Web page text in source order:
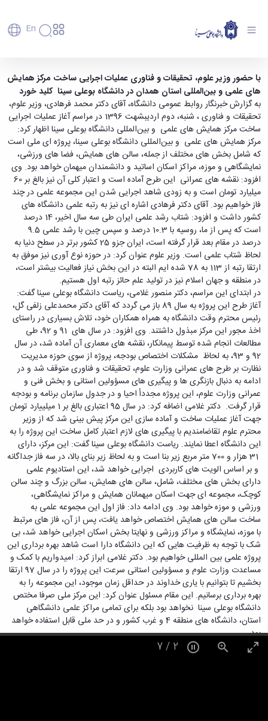
En
دانشگاه
تاریخچه
و
معرفی
برنامه
راهبردی
دانشگاه
نقشه
دانشگاه
ساختار
سازمانی
سازمان
دانشگاه
حوزه
ریاست
معاونت
توسعه
مدیریت
و
پشتیبانی
معاونت
آموزشی
و
تحصیلات
تکمیلی
معاونت
دانشجویی
معاونت
پژوهش
و
فناوری
معاونت
فرهنگی
و
اجتماعی
نهاد
نمایندگی
مقام
معظم
رهبری
تماس
با
دانشگاه
روابط
عمومی
آدرس
دانشکده‌ها
آموزش
پذیرش
کارشناسی
تحصیلات
تکمیلی
پسا
دکترا
استعدادهای
درخشان
دانشجویان
غیرایرانی
مهمانی
و
انتقال
حمایت‌های
تحصیلی
تحصیل
در
دانشگاه
D8
رشته‌های
تحصیلی
کارشناسی
تحصیلات
تکمیلی
آموزش‌های
آزاد
برنامه‌های
آموزشی
آموزش
زبان
فارسی
به
غیرفارسی‌زبانان
آموزش‌های
کاربردی
و
الکترونیکی
آموزش
کارکنان
سایر
تقویم
آموزشی
نظامنامه
اخلاق
آموزش
دانش‌آموختگان
پژوهش
فناوری و
کارآفرینی
دفتر
ارتباط
با
صنعت
پردیس
علم
و
فناوری
مراکز
تحقیقات
و فناوری
پژوهشکده
شیمی
گیاهی
پژوهشکده
آب
مرکز
آپا
دانشگاه
بوعلی
سینا
آزمایشگاه
های
تحقیقاتی
آزمایشگاه
مرکزی
آزمایشگاه
تنش
پسماند
آزمایشگاه
مقاومت
مصالح
آزمایشگاه
مواد
آزمایشگاه
باستان
شناسی
آزمایشگاه
هوش
ربات
و
بینایی
آزمایشگاه
ژئوماتیک
دانشکده‌ها
پردیس
اصلی
مهندسی
کشاورزی
شیمی
و
علوم
نفت
علوم
انسانی
هنر
و
معماری
دامپزشکی
علوم
پایه
علوم
اقتصادی
و
اجتماعی
علوم
ورزشی
دانشکده
های
اقماری
فنی
و
مهندسی
کبودرآهنگ
فنی
و
منابع
طبیعی
تویسرکان
مدیریت
و
حسابداری
رزن
صنایع
غذایی
بهار
مجتمع
آموزش
عالی
فاطمیه
رفاهی
رفاهی
پرسنل
اداره
رفاه
کارکنان
مهمانسرای
دانشگاه
رفاهی
دانشجویان
مدیریت
امور
دانشجویان
مرکز
مشاوره
و
سبک
زندگی
مرکز
بهداشت
و
درمان
خوابگاه‌های
دانشجویی
سلف
سرویس
ورزش و
سرگرمی
اداره
تربیت
بدنی
و
فوق
برنامه
استخر
زمین
چمن
سالن‌های
ورزشی
تفریحی-
سیاحتی
باغ
دانشگاه
موزه
تاریخ
اعضای
هیأت
علمی
کارکنان
دانشجویان
فارغ
التحصیلان
فوق
برنامه
فعالیت‌های
دانشجویی
انجمن‌های
علمی
دانشجویی
تشکل‌های
اسلامی
دانشجویان
نشریات
دانشجویی
کانون‌های
فرهنگی
فعالیت‌های
داوطلبانه
سمن‌های
مرتبط
بنیاد
خیرین
حامی
دانشگاه
بوعلی
سینا
مؤسسه
حمایت
های
مردمی
دانشگاه
(محمد)
پایگاه
خبری
بسنا
پیشخوان
احراز
هویت
ارتباط
با ما
روابط
بین
الملل
(قدم
الآن)
Apply
Now
آغاز عملیات اجرایی مرکز همایش های استان
همدان در دانشگاه بوعلی سینا - دانشگاه بوعلی
سینا همدان
با حضور وزیر علوم، تحقیقات و فناوری عملیات اجرایی ساخت مرکز همایش
های علمی و بینالمللی استان همدان در دانشگاه بوعلی سینا کلید خورد
به گزارش خبرنگار روابط عمومی دانشگاه، آقای دکتر محمد فرهادی، وزیر علوم،
تحقیقات و فناوری ، شنبه، دوم اردیبشهت 1396 در مراسم آغاز عملیات اجرایی
ساخت مرکز همایش های علمی و بین‌المللی دانشگاه بوعلی سینا اظهار کرد:
مرکز همایش های علمی و بین‌المللی دانشگاه بوعلی سینا، پروژه ای ملی است
که شامل بخش های مختلف از جمله، سالن های همایش، فضا های ورزشی،
نمایشگاهی و موزه، مراکز اسکان اساتید و دانشمندان میهمان خواهد بود. وی
افزود: نقشه های عمرانی این طرح آماده است و اعتبار کلی آن نیز بالغ بر 60
میلیارد تومان است و به زودی شاهد اجرایی شدن این مجموعه علمی در چند
فاز خواهیم بود. آقای دکتر فرهادی اشاره ای نیز به رتبه علمی دانشگاه های
کشور داشت و افزود: شتاب رشد علمی ایران طی سه سال اخیر، 14 درصد
است که پس از ما، روسیه با 10.3 درصد و سپس چین با رشد علمی 9.5
درصد در مقام بعد قرار گرفته است، ایران جزو 25 کشور برتر در سطح دنیا به
لحاظ شتاب علمی است. وزیر علوم عنوان کرد: در حوزه نوع آوری نیز موفق به
ارتقا رتبه از 113 به 78 شده ایم البته در این بخش نیاز فعالیت بیشتر است،
در منطقه و جهان اسلام نیز در تولید علم حائز رتبه اول هستیم.
در ابتدای این مراسم، دکتر منصور غلامی، ریاست دانشگاه بوعلی سینا گفت:
آغاز طرح این پروژه به سال 89 باز می گردد که آقای دکتر محمدعلی زلفی گل،
رئیس محترم وقت دانشگاه به همراه همکاران خود، تلاش بسیاری در راستای
اخذ مجور این مرکز مبذول داشتند. وی افزود: در سال های 91 و 92، طی
مطالعات انجام شده توسط پیمانکار، نقشه های معماری آن آماده شد، در سال
92 و 93، به لحاظ مشکلات اختصاص بودجه، پروژه از سوی حوزه مدیریت
نظارت بر طرح های عمرانی وزارت علوم، تحقیقات و فناوری متوقف شد و در
ادامه به دنبال بازنگری ها و پیگیری های مسؤولین استانی و بخش فنی و
عمرانی وزارت علوم، این پروژه مجددأ احیا و در جدول سازمان برنامه و بودجه
قرار گرفت. دکتر غلامی اضافه کرد: در سال 95 اعتباری بالغ بر 1 میلییارد تومان
جهت آغاز عملیات ساخت و آماده سازی این مرکز پیش بینی شد که از وزیر
محترم علوم تقاضامندیم با پیگیری های لازم اعتبار کامل ساخت این پروژه را به
این دانشگاه اعطا نمایند. ریاست دانشگاه بوعلی سینا گفت: این مرکز، دارای
31 هزار و 700 متر مربع زیر بنا است و به لحاظ زیر بنای بالا، در سه فاز جداگانه
و بر اساس الویت های کاربردی اجرایی خواهد شد، این استادیوم علمی
دارای بخش های مختلف، شامل، سالن های همایش، سالن بزرگ و چند سالن
کوچک، مجموعه ای جهت اسکان میهمانان همایش و مراکز نمایشگاهی،
ورزشی و موزه خواهد بود. وی ادامه داد: فاز اول این مجموعه علمی به
ساخت سالن های همایش اختصاص خواهد یافت، پس از آن، فاز های مرتبط
با موزه، نمایشگاه و مراکز ورزشی و نهایتا بخش اسکان اجرایی خواهد شد، بی
شک با توجه به ظرفیت هایی که این دانشگاه دارا است شاهد بهره برداری این
پروژه علمی بین المللی خواهیم بود. دکتر غلامی ابراز کرد: امیدواریم با کمک و
مساعدت وزارت علوم و مسؤولین استانی سرعت این پروژه را در سال 97 ارتقا
بخشیم تا بتوانیم با یاری خداوند در حداقل زمان موجود، این مجموعه را به
بهره برداری برسانیم. این مقام مسئول عنوان کرد: این مرکز ملی صرفا مختص
دانشگاه بوعلی سینا نخواهد بود بلکه برای تمامی مراکز علمی دانشگاهی
استان، دانشگاه های منطقه 4 و غرب کشور و در حد ملی قابل استفاده خواهد
بود.
2
/
7